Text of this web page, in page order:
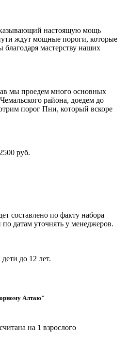
настоящую мощь
ждут мощные пороги, которые
благодаря мастерству наших
мы проедем много основных
района, доедем до
порог Пни, который вскоре
руб.
составлено по факту набора
датам уточнять у менеджеров.
до 12 лет.
Алтаю"
на 1 взрослого